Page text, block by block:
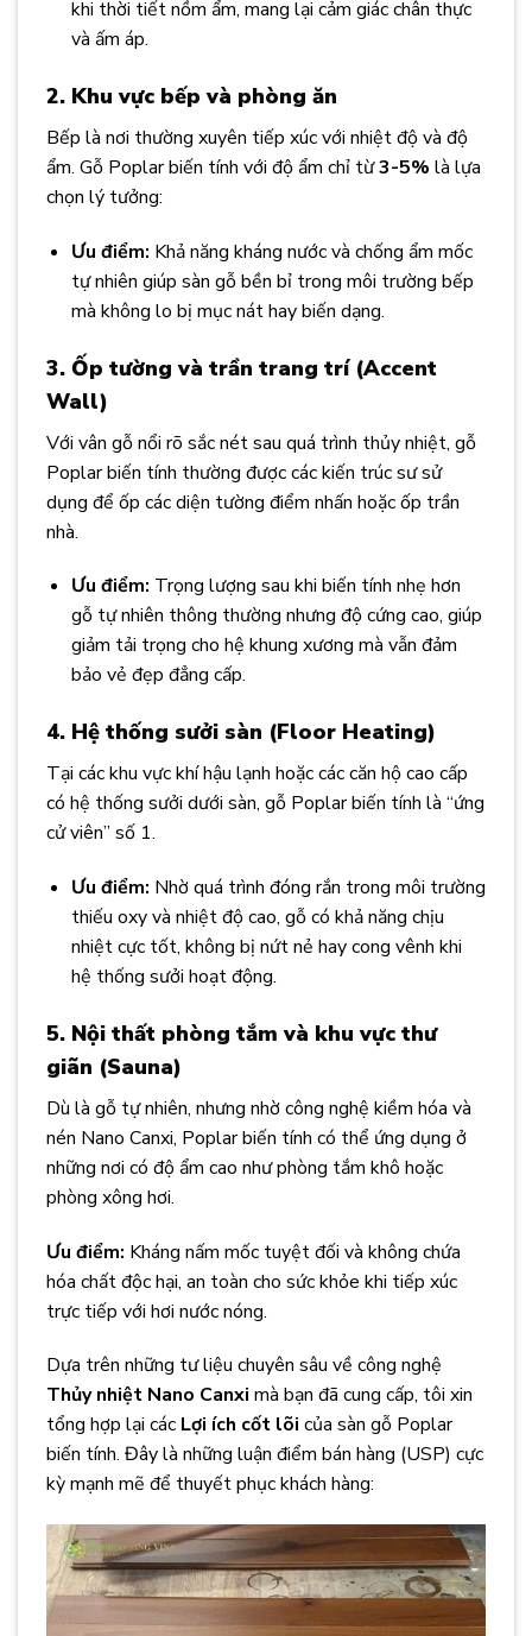
khi thời tiết nồm ẩm, mang lại cảm giác chân thực
và ấm áp.
2. Khu vực bếp và phòng ăn
Bếp là nơi thường xuyên tiếp xúc với nhiệt độ và độ
ẩm. Gỗ Poplar biến tính với độ ẩm chỉ từ3-5% là lựa
chọn lý tưởng:
Ưu điểm: Khả năng kháng nước và chống ẩm mốc
tự nhiên giúp sàn gỗ bền bỉ trong môi trường bếp
mà không lo bị mục nát hay biến dạng.
3. Ốp tường và trần trang trí (Accent
Wall)
Với vân gỗ nổi rõ sắc nét sau quá trình thủy nhiệt, gỗ
Poplar biến tính thường được các kiến trúc sư sử
dụng để ốp các diện tường điểm nhấn hoặc ốp trần
nhà.
Ưu điểm: Trọng lượng sau khi biến tính nhẹ hơn
gỗ tự nhiên thông thường nhưng độ cứng cao, giúp
giảm tải trọng cho hệ khung xương mà vẫn đảm
bảo vẻ đẹp đẳng cấp.
4. Hệ thống sưởi sàn (Floor Heating)
Tại các khu vực khí hậu lạnh hoặc các căn hộ cao cấp
có hệ thống sưởi dưới sàn, gỗ Poplar biến tính là “ứng
cử viên” số 1.
Ưu điểm: Nhờ quá trình đóng rắn trong môi trường
thiếu oxy và nhiệt độ cao, gỗ có khả năng chịu
nhiệt cực tốt, không bị nứt nẻ hay cong vênh khi
hệ thống sưởi hoạt động.
5. Nội thất phòng tắm và khu vực thư
giãn (Sauna)
Dù là gỗ tự nhiên, nhưng nhờ công nghệ kiềm hóa và
nén Nano Canxi, Poplar biến tính có thể ứng dụng ở
những nơi có độ ẩm cao như phòng tắm khô hoặc
phòng xông hơi.
Ưu điểm: Kháng nấm mốc tuyệt đối và không chứa
hóa chất độc hại, an toàn cho sức khỏe khi tiếp xúc
trực tiếp với hơi nước nóng.
Dựa trên những tư liệu chuyên sâu về công nghệ
Thủy nhiệt Nano Canxi mà bạn đã cung cấp, tôi xin
tổng hợp lại các Lợi ích cốt lõi của sàn gỗ Poplar
biến tính. Đây là những luận điểm bán hàng (USP) cực
kỳ mạnh mẽ để thuyết phục khách hàng: